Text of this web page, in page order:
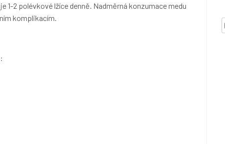
1-2 polévkové lžíce denně. Nadměrná konzumace medu
komplikacím.